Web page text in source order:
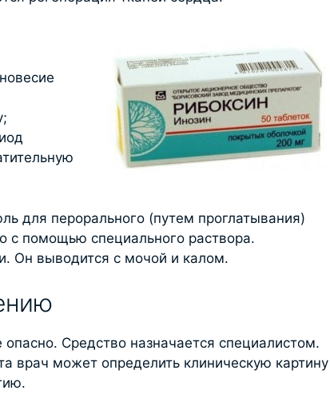
для перорального (путем проглатывания)
с помощью специального раствора.
Он выводится с мочой и калом.
Средство назначается специалистом.
врач может определить клиническую картину